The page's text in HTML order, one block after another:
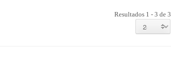
Resultados 1 - 3 de 3